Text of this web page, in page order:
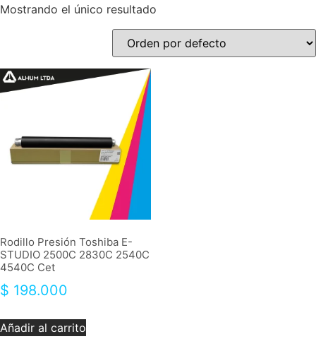
Mostrando el único resultado
Rodillo Presión Toshiba E-
STUDIO 2500C 2830C 2540C
4540C Cet
$ 198.000
Añadir al carrito